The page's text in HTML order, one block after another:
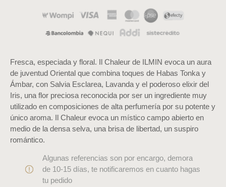
Fresca, especiada y floral. Il Chaleur de ILMIN evoca un aura
de juventud Oriental que combina toques de Habas Tonka y
Ámbar, con Salvia Esclarea, Lavanda y el poderoso elixir del
Iris, una flor preciosa reconocida por ser un ingrediente muy
utilizado en composiciones de alta perfumería por su potente y
único aroma. Il Chaleur evoca un místico campo abierto en
medio de la densa selva, una brisa de libertad, un suspiro
romántico.
Algunas referencias son por encargo, demora
de 10-15 días, te notificaremos en cuanto hagas
tu pedido